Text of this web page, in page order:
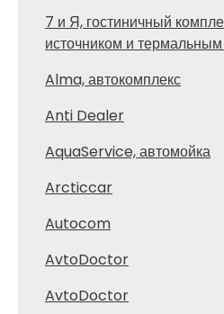
7 и Я, гостиничный
источником и
Alma, автокомплекс
Anti Dealer
AquaService, автомойка
Arcticcar
Autocom
AvtoDoctor
AvtoDoctor